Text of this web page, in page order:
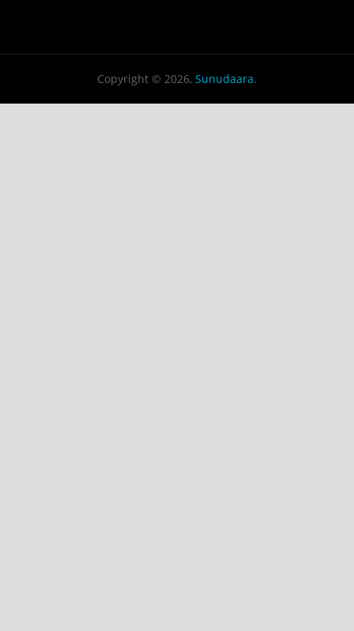
Copyright © 2026, Sunudaara.